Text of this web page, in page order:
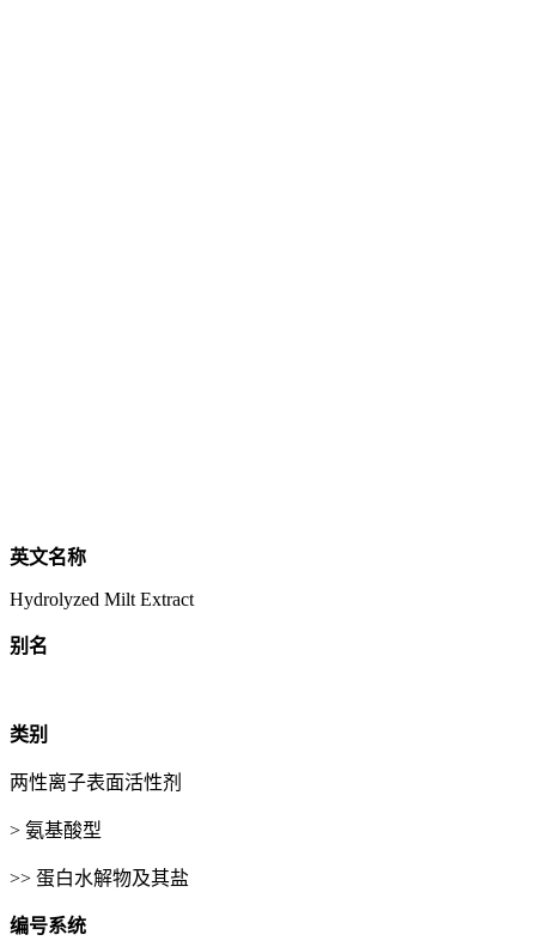
英文名称
Hydrolyzed Milt Extract
别名
类别
两性离子表面活性剂
> 氨基酸型
>> 蛋白水解物及其盐
编号系统